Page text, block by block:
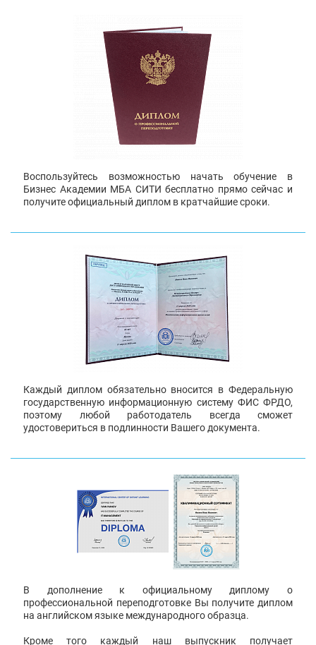
Воспользуйтесь возможностью начать обучение в
Бизнес Академии МБА СИТИ бесплатно прямо сейчас и
получите официальный диплом в кратчайшие сроки.
Каждый диплом обязательно вносится в Федеральную
государственную информационную систему ФИС ФРДО,
поэтому любой работодатель всегда сможет
удостовериться в подлинности Вашего документа.
В дополнение к официальному диплому о
профессиональной переподготовке Вы получите диплом
на английском языке международного образца.
Кроме того каждый наш выпускник получает